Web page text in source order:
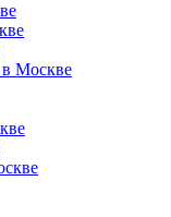
Москве